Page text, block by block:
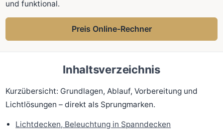
und funktional.
Preis Online-Rechner
Inhaltsverzeichnis
Kurzübersicht: Grundlagen, Ablauf, Vorbereitung und
Lichtlösungen – direkt als Sprungmarken.
Lichtdecken, Beleuchtung in Spanndecken